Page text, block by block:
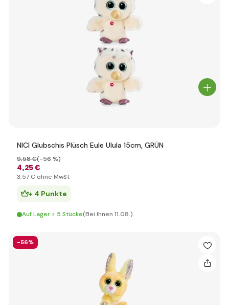
NICI Glubschis Plüsch Eule Ulula 15cm, GRÜN
4,25 €
9,58 €(-56 %)
3,57 € ohne MwSt
+ 4 Punkte
Auf Lager > 5 Stücke(Bei Ihnen 11.08.)
-56%